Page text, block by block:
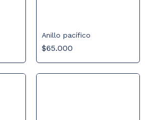
Anillo pacífico
$65.000